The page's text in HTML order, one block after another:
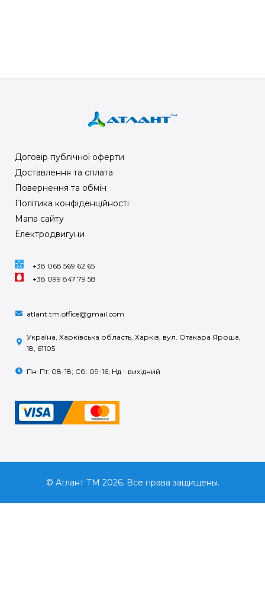
Договір публічної оферти
Доставлення та сплата
Повернення та обмін
Політика конфіденційності
Мапа сайту
Електродвигуни
+38 068 569 62 65
+38 099 847 79 58
atlant.tm.office@gmail.com
Україна, Харківська область, Харків, вул. Отакара Яроша,
18, 61105
Пн-Пт: 08-18; Сб: 09-16; Нд - вихідний
© Атлант ТМ 2026. Все права защищены.